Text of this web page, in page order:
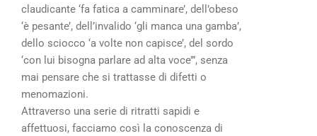
claudicante ‘fa fatica a camminare’, dell’obeso
‘è pesante’, dell’invalido ‘gli manca una gamba’,
dello sciocco ‘a volte non capisce’, del sordo
‘con lui bisogna parlare ad alta voce’”, senza
mai pensare che si trattasse di difetti o
menomazioni.
Attraverso una serie di ritratti sapidi e
affettuosi, facciamo così la conoscenza di